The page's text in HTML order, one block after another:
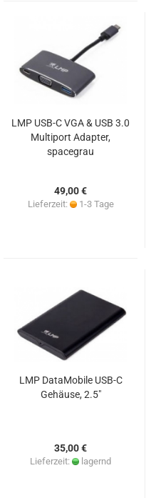
LMP USB-C VGA & USB 3.0
Multiport Adapter,
spacegrau
49,00 €
Lieferzeit: 1-3 Tage
LMP DataMobile USB-C
Gehäuse, 2.5"
35,00 €
Lieferzeit: lagernd